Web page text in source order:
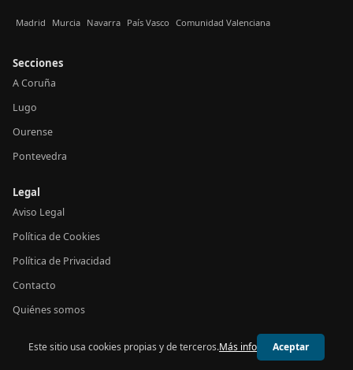
Madrid Murcia Navarra País Vasco Comunidad Valenciana
Secciones
A Coruña
Lugo
Ourense
Pontevedra
Legal
Aviso Legal
Política de Cookies
Política de Privacidad
Contacto
Quiénes somos
© 2026 24h Galicia
Este sitio usa cookies propias y de terceros.Más info Aceptar